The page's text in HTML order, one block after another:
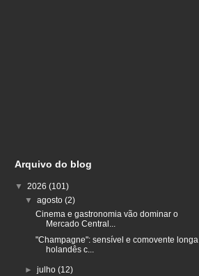
Arquivo do blog
▼ 2026 (101)
▼agosto(2)
Cinema e gastronomia vão dominar o
Mercado Central...
"Champagne": sensível e comovente longa
holandês c...
►julho(12)